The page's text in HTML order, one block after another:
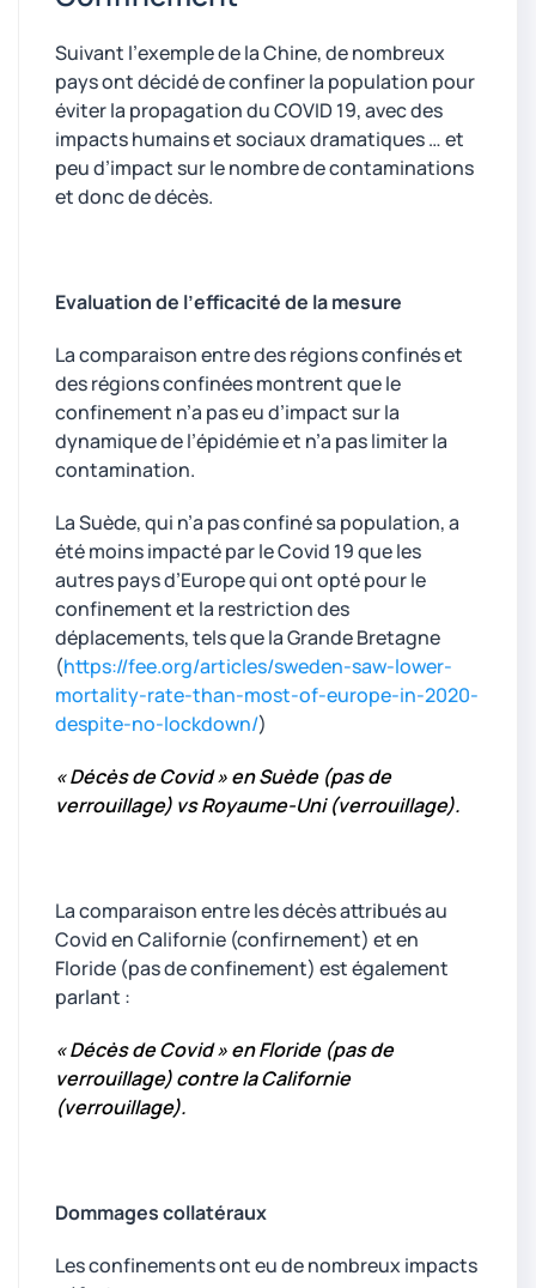
Suivant l’exemple de la Chine, de nombreux
pays ont décidé de confiner la population pour
éviter la propagation du COVID 19, avec des
impacts humains et sociaux dramatiques … et
peu d’impact sur le nombre de contaminations
et donc de décès.
Evaluation de l’efficacité de la mesure
La comparaison entre des régions confinés et
des régions confinées montrent que le
confinement n’a pas eu d’impact sur la
dynamique de l’épidémie et n’a pas limiter la
contamination.
La Suède, qui n’a pas confiné sa population, a
été moins impacté par le Covid 19 que les
autres pays d’Europe qui ont opté pour le
confinement et la restriction des
déplacements, tels que la Grande Bretagne
(https://fee.org/articles/sweden-saw-lower-
mortality-rate-than-most-of-europe-in-2020-
despite-no-lockdown/)
« Décès de Covid » en Suède (pas de
verrouillage) vs Royaume-Uni (verrouillage).
La comparaison entre les décès attribués au
Covid en Californie (confirnement) et en
Floride (pas de confinement) est également
parlant :
« Décès de Covid » en Floride (pas de
verrouillage) contre la Californie
(verrouillage).
Dommages collatéraux
Les confinements ont eu de nombreux impacts